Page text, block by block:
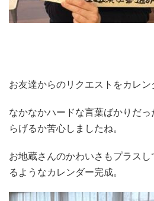
お友達からのリクエストをカレン
なかなかハードな言葉ばかりだ
らげるか苦心しましたね。
お地蔵さんのかわいさもプラス
るようなカレンダー完成。